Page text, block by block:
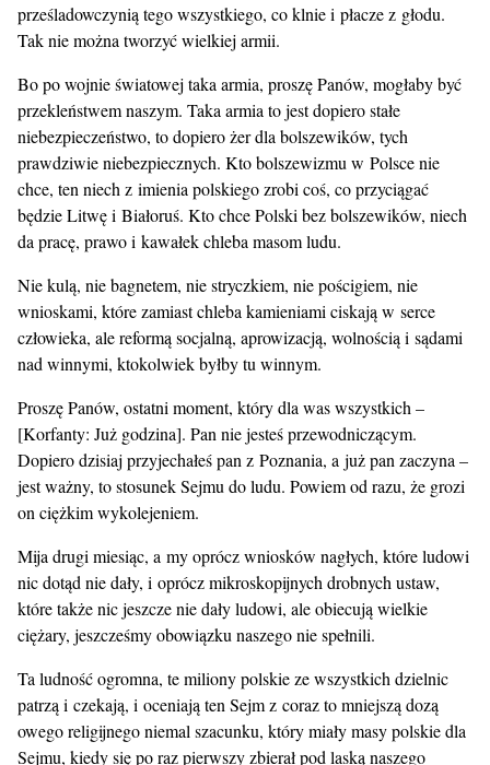
prześladowczynią tego wszystkiego, co klnie i płacze z głodu.
Tak nie można tworzyć wielkiej armii.
Bo po wojnie światowej taka armia, proszę Panów, mogłaby być
przekleństwem naszym. Taka armia to jest dopiero stałe
niebezpieczeństwo, to dopiero żer dla bolszewików, tych
prawdziwie niebezpiecznych. Kto bolszewizmu w Polsce nie
chce, ten niech z imienia polskiego zrobi coś, co przyciągać
będzie Litwę i Białoruś. Kto chce Polski bez bolszewików, niech
da pracę, prawo i kawałek chleba masom ludu.
Nie kulą, nie bagnetem, nie stryczkiem, nie pościgiem, nie
wnioskami, które zamiast chleba kamieniami ciskają w serce
człowieka, ale reformą socjalną, aprowizacją, wolnością i sądami
nad winnymi, ktokolwiek byłby tu winnym.
Proszę Panów, ostatni moment, który dla was wszystkich –
[Korfanty: Już godzina]. Pan nie jesteś przewodniczącym.
Dopiero dzisiaj przyjechałeś pan z Poznania, a już pan zaczyna –
jest ważny, to stosunek Sejmu do ludu. Powiem od razu, że grozi
on ciężkim wykolejeniem.
Mija drugi miesiąc, a my oprócz wniosków nagłych, które ludowi
nic dotąd nie dały, i oprócz mikroskopijnych drobnych ustaw,
które także nic jeszcze nie dały ludowi, ale obiecują wielkie
ciężary, jeszcześmy obowiązku naszego nie spełnili.
Ta ludność ogromna, te miliony polskie ze wszystkich dzielnic
patrzą i czekają, i oceniają ten Sejm z coraz to mniejszą dozą
owego religijnego niemal szacunku, który miały masy polskie dla
Sejmu, kiedy się po raz pierwszy zbierał pod laską naszego